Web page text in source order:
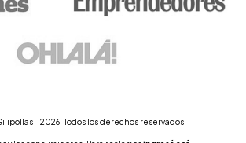
- 2026. Todos los derechos reservados.